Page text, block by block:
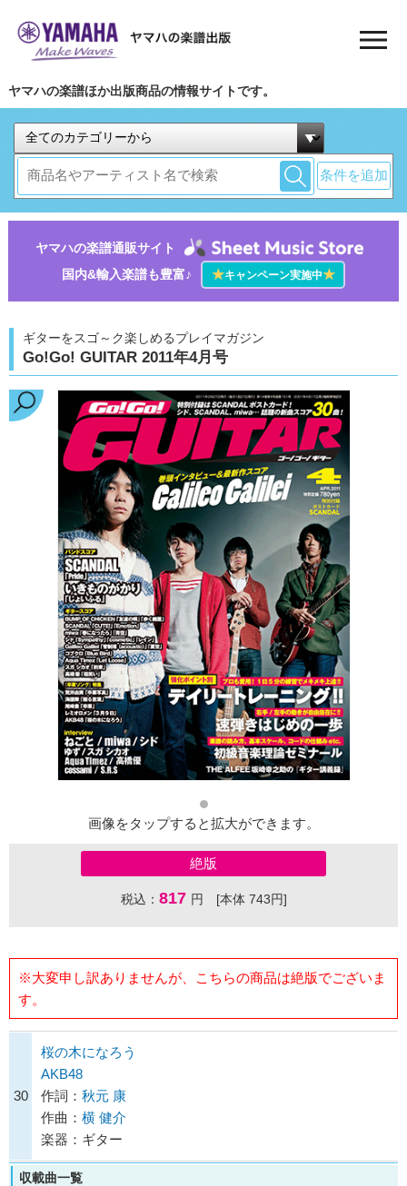
ヤマハの楽譜ほか出版商品の情報サイトです。
条件を追加
ヤマハの楽譜通販サイト
国内&輸入楽譜も豊富♪
★キャンペーン実施中★
ギターをスゴ～ク楽しめるプレイマガジン
Go!Go! GUITAR 2011年4月号
画像をタップすると拡大ができます。
絶版
税込： 817 円 [本体 743円]
※大変申し訳ありませんが、こちらの商品は絶版でございま
す。
30
桜の木になろう
AKB48
作詞： 秋元 康
作曲： 横 健介
楽器：ギター
収載曲一覧